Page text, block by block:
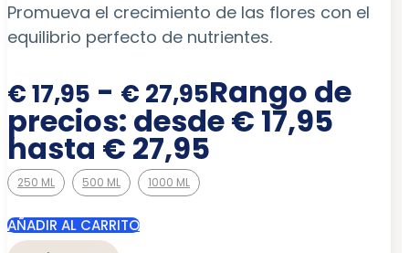
Promueva el crecimiento de las flores con el
equilibrio perfecto de nutrientes.
€17,95 - € 27,95Rango de
precios: desde € 17,95
hasta € 27,95
250 ML 500 ML 1000 ML
AÑADIR AL CARRITO